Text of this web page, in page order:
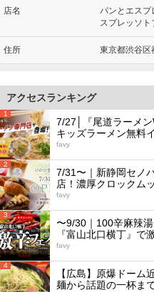
店名
パンとエス
スプレッソ
住所 東京都渋谷区
アクセスランキング
1
7/27│『尾道ラーメン
キッズラーメン無料
favy
2
7/31〜｜新静岡セノ
店！濃厚クロックム
favy
3
〜9/30｜100辛麻辣湯
『富山北口横丁』で
favy
4
【広島】原爆ドーム
麺から話題の一杯ま